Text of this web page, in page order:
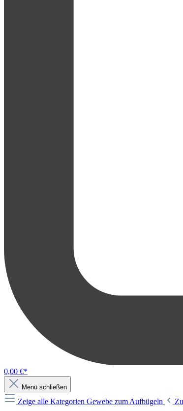
0,00 €*
Menü schließen
Zeige alle Kategorien Gewebe zum Aufbügeln